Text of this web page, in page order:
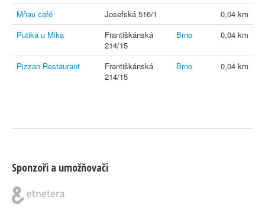
Mňau café Josefská 516/1
0,04 km
Putika u Mika
Františkánská
214/15
Brno 0,04 km
Pizzan Restaurant
Františkánská
214/15
Brno 0,04 km
Sponzoři a umožňovači